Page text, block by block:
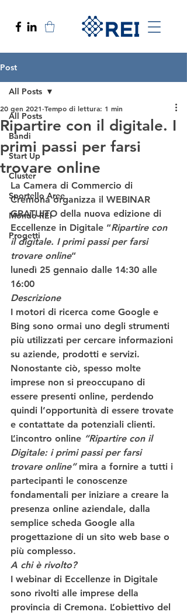
Post
All Posts
Bandi
Start Up
Cluster
Sportello Aree
Mondo REI
Progetti
All Posts
Ripartire con il digitale. I
primi passi per farsi
trovare online
20 gen 2021 Tempo di lettura: 1 min
La Camera di Commercio di
Cremona organizza il WEBINAR
GRATUITO della nuova edizione di
Eccellenze in Digitale “Ripartire con
il digitale. I primi passi per farsi
trovare online“
lunedì 25 gennaio dalle 14:30 alle
16:00
Descrizione
I motori di ricerca come Google e
Bing sono ormai uno degli strumenti
più utilizzati per cercare informazioni
su aziende, prodotti e servizi.
Nonostante ciò, spesso molte
imprese non si preoccupano di
essere presenti online, perdendo
quindi l’opportunità di essere trovate
e contattate da potenziali clienti.
L’incontro online “Ripartire con il
Digitale: i primi passi per farsi
trovare online” mira a fornire a tutti i
partecipanti le conoscenze
fondamentali per iniziare a creare la
presenza online aziendale, dalla
semplice scheda Google alla
progettazione di un sito web base o
più complesso.
A chi è rivolto?
I webinar di Eccellenze in Digitale
sono rivolti alle imprese della
provincia di Cremona. L’obiettivo del